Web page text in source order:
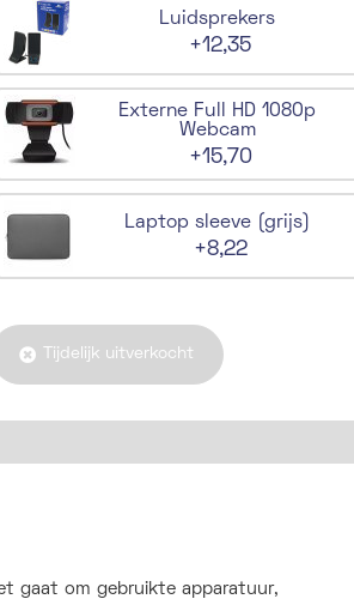
Luidsprekers
+12,35
Externe Full HD 1080p
Webcam
+15,70
Laptop sleeve (grijs)
+8,22
Tijdelijk uitverkocht
gaat om gebruikte apparatuur,